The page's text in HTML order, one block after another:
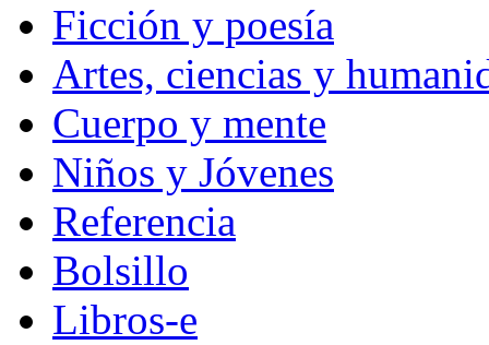
Ficción y poesía
Artes, ciencias y
Cuerpo y mente
Niños y Jóvenes
Referencia
Bolsillo
Libros-e